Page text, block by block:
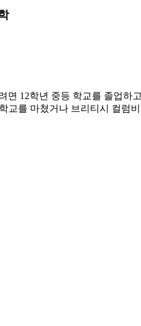
면 12학년 중등 학교를 졸업하
교를 마쳤거나 브리티시 컬럼